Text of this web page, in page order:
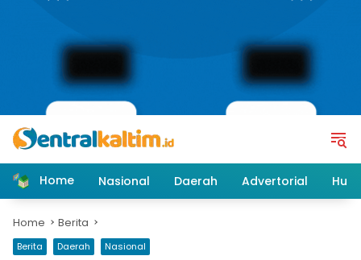
Home Nasional Daerah Advertorial
Home Berita
Berita Daerah Nasional